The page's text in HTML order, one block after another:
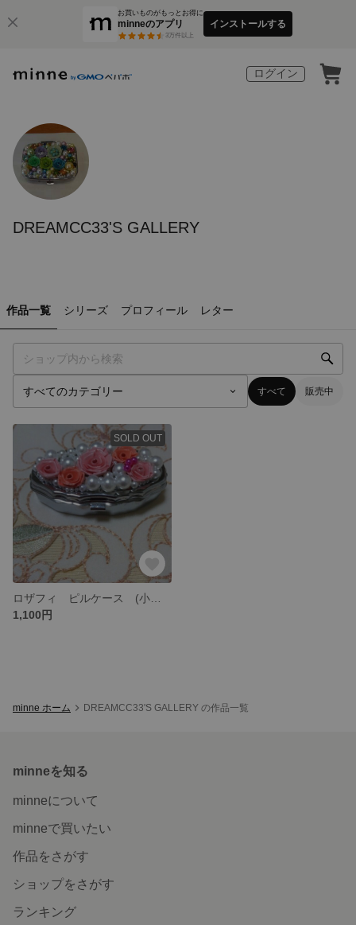
お買いものがもっとお得に
minneのアプリ
3万件以上
インストールする
ログイン
DREAMCC33'S GALLERY
作品一覧 シリーズ プロフィール レター
すべて 販売中
SOLD OUT
1,100円
minne ホーム DREAMCC33'S GALLERY の作品一覧
minneを知る
minneについて
minneで買いたい
作品をさがす
ショップをさがす
ランキング